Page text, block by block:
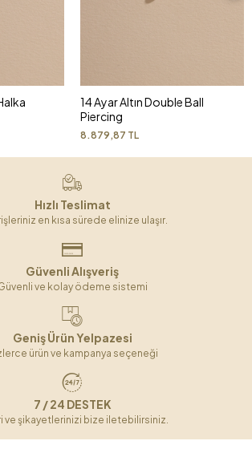
14 Ayar Altın Double Ball
Piercing
8.879,87 TL
Hızlı Teslimat
en kısa sürede elinize ulaşır.
Güvenli Alışveriş
ve kolay ödeme sistemi
Geniş Ürün Yelpazesi
ürün ve kampanya seçeneği
7 / 24 DESTEK
ve şikayetlerinizi bize iletebilirsiniz.